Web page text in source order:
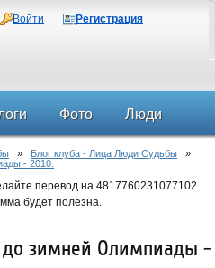
Войти Регистрация
Фото Люди
» Блог клуба - Лица Люди Судьбы »
- 2010.
перевод на 4817760231077102
будет полезна.
до зимней Олимпиады -